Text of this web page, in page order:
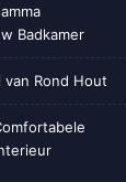
Badkamer
Rond Hout